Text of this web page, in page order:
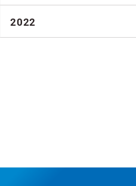
2022